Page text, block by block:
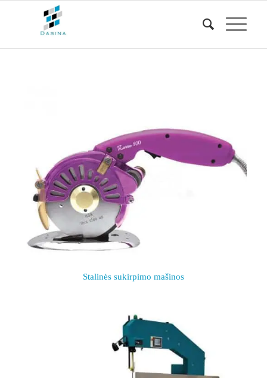
Stalinės sukirpimo mašinos